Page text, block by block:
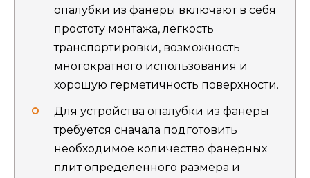
опалубки из фанеры включают в себя
простоту монтажа, легкость
транспортировки, возможность
многократного использования и
хорошую герметичность поверхности.
Для устройства опалубки из фанеры
требуется сначала подготовить
необходимое количество фанерных
плит определенного размера и